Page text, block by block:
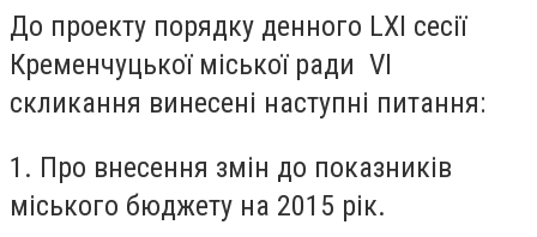
До проекту порядку денного LХІ сесії
Кременчуцької міської ради VІ
скликання винесені наступні питання:
1. Про внесення змін до показників
міського бюджету на 2015 рік.